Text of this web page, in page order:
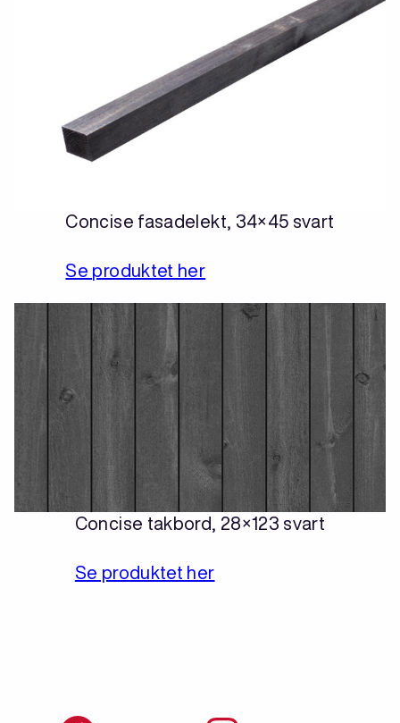
Concise fasadelekt, 34×45 svart
Se produktet her
Concise takbord, 28×123 svart
Se produktet her